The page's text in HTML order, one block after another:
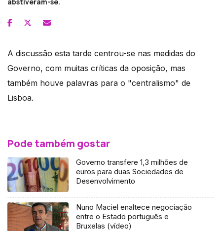
A discussão esta tarde centrou-se nas medidas do
Governo, com muitas críticas da oposição, mas
também houve palavras para o "centralismo" de
Lisboa.
Pode também gostar
Governo transfere 1,3 milhões de
euros para duas Sociedades de
Desenvolvimento
Nuno Maciel enaltece negociação
entre o Estado português e
Bruxelas (vídeo)